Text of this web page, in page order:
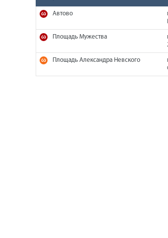
Автово
Площадь Мужества
Площадь Александра Невского